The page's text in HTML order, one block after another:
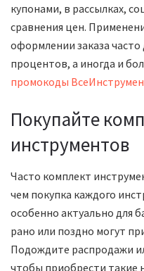
купонами, в рассылках,
сравнения цен.
оформлении заказа часто
процентов, а иногда и
промокоды
Покупайте
инструментов
Часто комплект
чем покупка каждого
особенно актуально для
рано или поздно могут
Подождите распродажи
чтобы приобрести такие